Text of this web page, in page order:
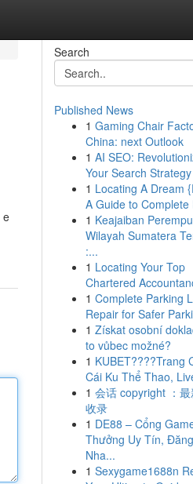
e
Search
Published News
1 Gaming Chair
China: next Outlook
1 AI SEO:
Your Search Strategy
1 Locating A Dream
A Guide to Complete
1 Keajaiban
Wilayah Sumatera
:...
1 Locating Your Top
Chartered
1 Complete Parking
Repair for Safer
1 Získat osobní
to vůbec možné?
1 KUBET????️Trang
Cái Ku Thể Thao,
1 会话 copyright ：
收录
1 DE88 – Cổng
Thưởng Uy Tín,
Nha...
1 Sexygame1688n